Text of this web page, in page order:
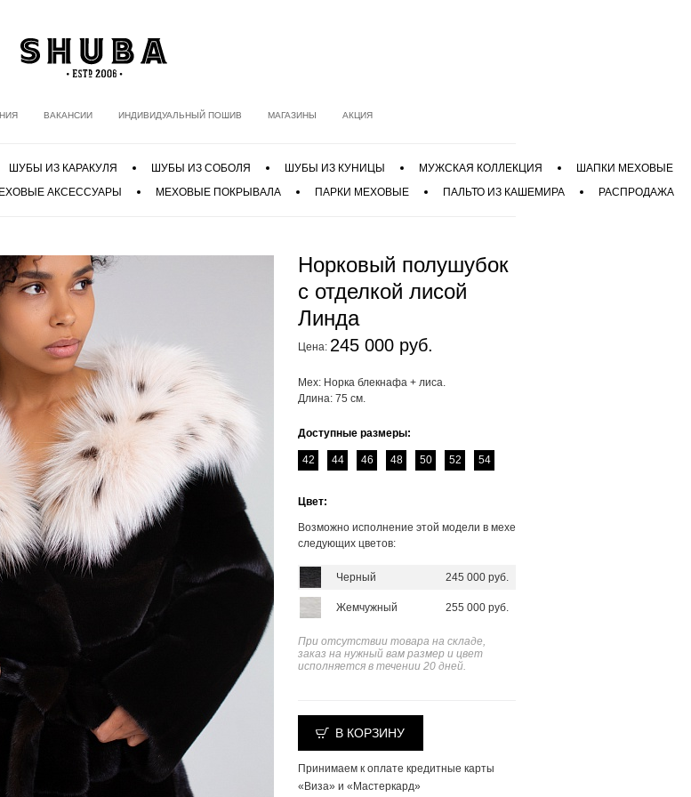
ВАКАНСИИ ИНДИВИДУАЛЬНЫЙ ПОШИВ МАГАЗИНЫ АКЦИЯ
ШУБЫ ИЗ КАРАКУЛЯ ШУБЫ ИЗ СОБОЛЯ ШУБЫ ИЗ КУНИЦЫ МУЖСКАЯ КОЛЛЕКЦИЯ
ШАПКИ МЕХОВЫЕ
АКСЕССУАРЫ МЕХОВЫЕ ПОКРЫВАЛА ПАРКИ МЕХОВЫЕ ПАЛЬТО ИЗ КАШЕМИРА РАСПРОДАЖА
Норковый полушубок
с отделкой лисой
Линда
Цена: 245 000 руб.
Мех: Норка блекнафа + лиса.
Длина: 75 см.
Доступные размеры:
42 44 46 48 50 52 54
Цвет:
Возможно исполнение этой модели в мехе
следующих цветов:
Черный 245 000 руб.
Жемчужный 255 000 руб.
При отсутствии товара на складе,
заказ на нужный вам размер и цвет
исполняется в течении 20 дней.
В КОРЗИНУ
Принимаем к оплате кредитные карты
«Виза» и «Мастеркард»